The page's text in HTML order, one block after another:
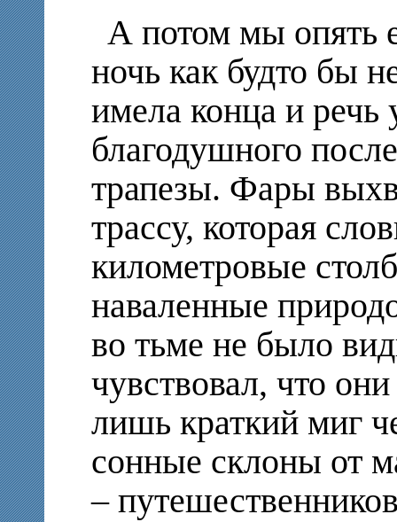
А потом мы опять
ночь как будто бы
имела конца и
благодушного
трапезы. Фары
трассу, которая
километровые
наваленные
во тьме не было
чувствовал, что
лишь краткий миг
сонные склоны от
–